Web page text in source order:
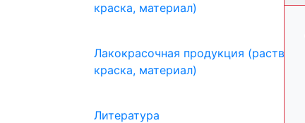
краска, материал)
Лакокрасочная продукция
краска, материал)
Литература